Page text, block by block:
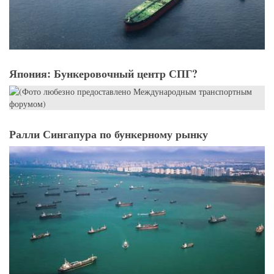
Япония: Бункеровочный центр СПГ?
Ралли Сингапура по бункерному рынку